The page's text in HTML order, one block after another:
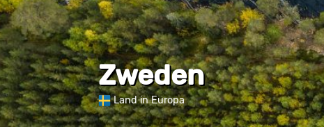
Zweden
Land in Europa